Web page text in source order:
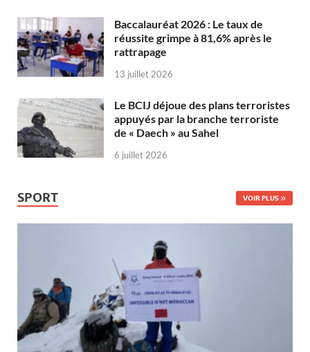
Baccalauréat 2026 : Le taux de
réussite grimpe à 81,6% après le
rattrapage
13 juillet 2026
Le BCIJ déjoue des plans terroristes
appuyés par la branche terroriste
de « Daech » au Sahel
6 juillet 2026
SPORT VOIR PLUS